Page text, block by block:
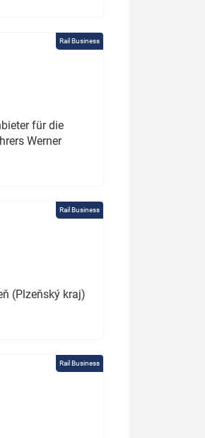
Rail Business
für die
Werner
Rail Business
(Plzeňský kraj)
Rail Business